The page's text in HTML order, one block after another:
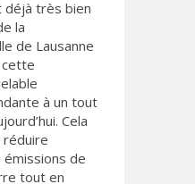
déjà très bien
la
de Lausanne
à un tout
Cela
de
tout en